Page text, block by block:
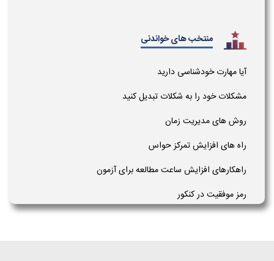
منتخب های خواندنی
آیا مهارت خودشناسی دارید
مشکلات خود را به شکلات تبدیل کنید
روش های مدیریت زمان
راه های افزایش تمرکز حواس
راهکارهای افزایش ساعت مطالعه برای آزمون
رمز موفقیت در کنکور